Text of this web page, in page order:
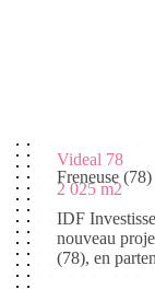
Videal 78
Freneuse (78)
2 025 m2
IDF
nouveau
(78), en